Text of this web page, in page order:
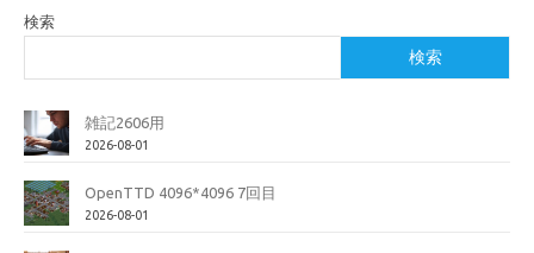
検索
検索
雑記2606用
2026-08-01
OpenTTD 4096*4096 7回目
2026-08-01